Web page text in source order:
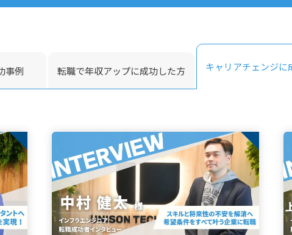
事例 転職で年収アップに成功した方 キャリアチェンジに